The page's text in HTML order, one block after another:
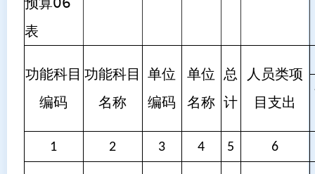
表
功能科目
编码
功能科目
名称
单位
编码
单位
名称
总
计
人员类项
目支出
1 2 3 4 5 6